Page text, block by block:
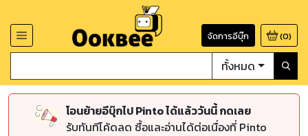
จัดการอีบุ๊ก (0)
ทั้งหมด
โอนย้ายอีบุ๊กไป Pinto ได้แล้ววันนี้ กดเลย
รับทันทีโค้ดลด ซื้อและอ่านได้ต่อเนื่องที่ Pinto